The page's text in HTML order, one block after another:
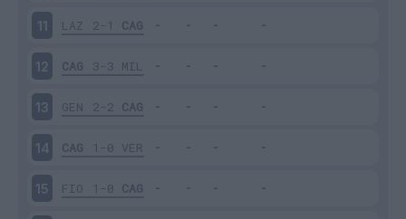
11 LAZ 2-1 CAG
12 CAG 3-3 MIL
13 GEN 2-2 CAG
14 CAG 1-0 VER
15 FIO 1-0 CAG